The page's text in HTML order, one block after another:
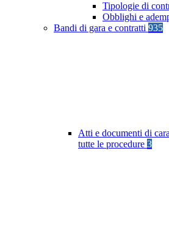
Tipologie di
Obblighi e
Bandi di gara e contratti 935
Atti e documenti di
tutte le procedure 3